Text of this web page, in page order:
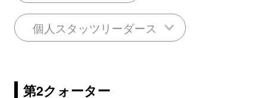
個人スタッツリーダース
第2クォーター